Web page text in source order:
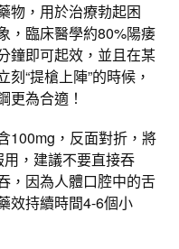
物，用於治療勃起困
，臨床醫學約80%陽痿
鐘即可起效，並且在某
“提槍上陣”的時候，
更為合適！
100mg，反面對折，將
，建議不要直接吞
，因為人體口腔中的舌
效持續時間4-6個小